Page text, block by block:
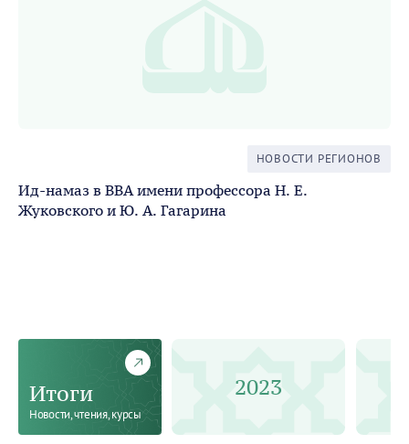
НОВОСТИ РЕГИОНОВ
Ид-намаз в ВВА имени профессора Н. Е.
Жуковского и Ю. А. Гагарина
Итоги
Новости, чтения, курсы
2023